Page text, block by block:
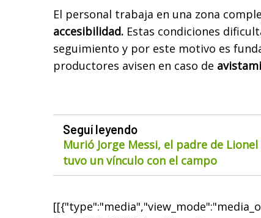
El personal trabaja en una zona
accesibilidad. Estas condiciones
seguimiento y por este motivo es
productores avisen en caso de
Seguí leyendo
Murió Jorge Messi, el padre de
tuvo un vínculo con el campo